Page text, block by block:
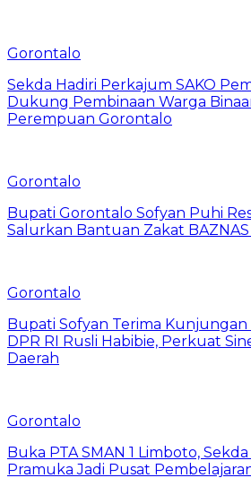
Gorontalo
Sekda Hadiri Perkajum SAKO
Dukung Pembinaan Warga
Perempuan Gorontalo
Gorontalo
Bupati Gorontalo Sofyan Puhi
Salurkan Bantuan Zakat
Gorontalo
Bupati Sofyan Terima Kunjungan
DPR RI Rusli Habibie, Perkuat
Daerah
Gorontalo
Buka PTA SMAN 1 Limboto,
Pramuka Jadi Pusat